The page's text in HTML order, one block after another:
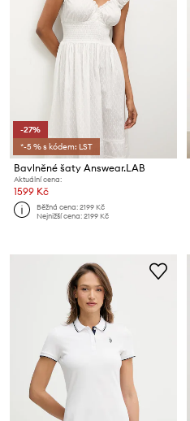
-27%
*-5 % s kódem: LST
Bavlněné šaty Answear.LAB
Aktuální cena:
1599 Kč
Běžná cena:2199 Kč
Nejnižší cena:2199 Kč